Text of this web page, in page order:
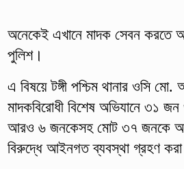
অনেকেই এখানে মাদক সেবন করতে
পুলিশ।
এ বিষয়ে টঙ্গী পশ্চিম থানার ওসি
মাদকবিরোধী বিশেষ অভিযানে ৩১
আরও ৬ জনকেসহ মোট ৩৭ জনকে
বিরুদ্ধে আইনগত ব্যবস্থা গ্রহণ করা